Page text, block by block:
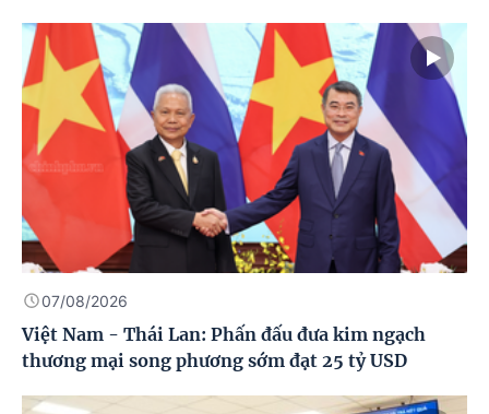
07/08/2026
Việt Nam - Thái Lan: Phấn đấu đưa kim ngạch
thương mại song phương sớm đạt 25 tỷ USD